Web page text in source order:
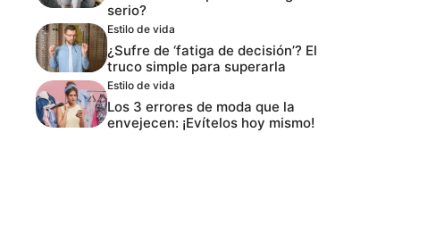
serio?
Estilo de vida
¿Sufre de ‘fatiga de decisión’? El
truco simple para superarla
Estilo de vida
Los 3 errores de moda que la
envejecen: ¡Evítelos hoy mismo!